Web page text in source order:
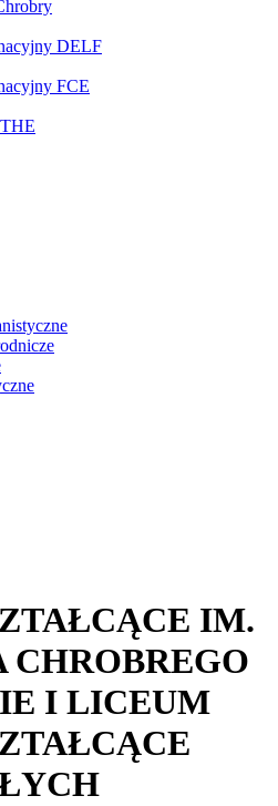
DELF
FCE
IM.
CHROBREGO
I LICEUM